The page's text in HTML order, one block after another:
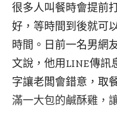
很多人叫餐時會提前
好，等時間到後就可
時間。日前一名男網
文說，他用LINE傳訊
字讓老闆會錯意，取
滿一大包的鹹酥雞，